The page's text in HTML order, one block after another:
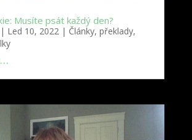
Musíte psát každý den?
Led 10, 2022 | Články, překlady,